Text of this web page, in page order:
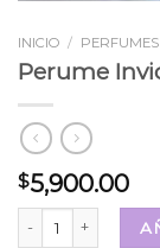
INICIO / PERFUMES
Perume
$5,900.00
Perume Invictus 35